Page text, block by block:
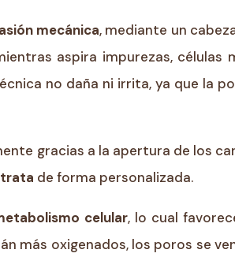
mecánica, mediante un
aspira impurezas, células
no daña ni irrita, ya que la
gracias a la apertura de los
de forma personalizada.
celular, lo cual
más oxigenados, los poros se